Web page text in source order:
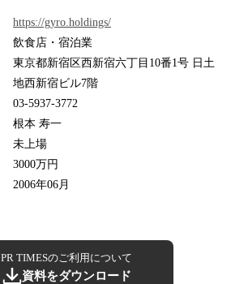
https://gyro.holdings/
飲食店・宿泊業
東京都新宿区西新宿六丁目10番1号 日土
地西新宿ビル7階
03-5937-3772
根本 寿一
未上場
3000万円
2006年06月
PR TIMESのご利用について
資料をダウンロード